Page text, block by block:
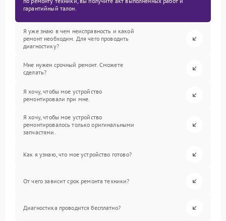
гарантийный талон.
Я уже знаю в чем неисправность и какой
ремонт необходим. Для чего проводить
диагностику?
Мне нужен срочный ремонт. Сможете
сделать?
Я хочу, чтобы мое устройство
ремонтировали при мне.
Я хочу, чтобы мое устройство
ремонтировалось только оригинальными
запчастями.
Как я узнаю, что мое устройство готово?
От чего зависит срок ремонта техники?
Диагностика проводится бесплатно?